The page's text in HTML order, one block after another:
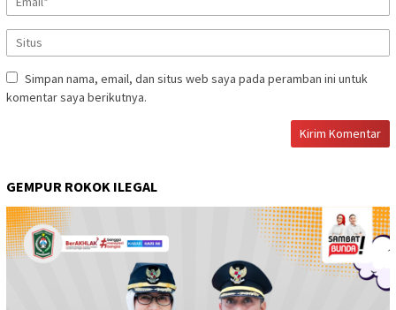
Simpan nama, email, dan situs web saya pada peramban ini untuk
komentar saya berikutnya.
GEMPUR ROKOK ILEGAL